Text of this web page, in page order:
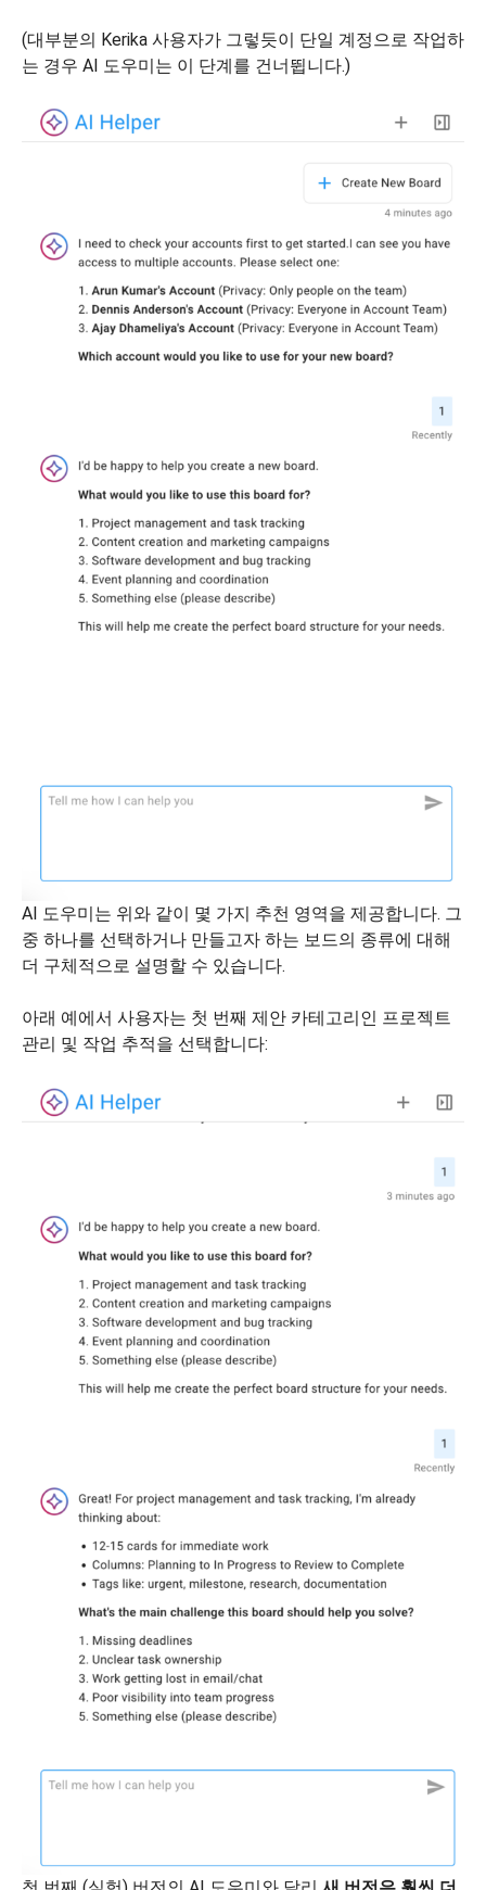
(대부분의 Kerika 사용자가 그렇듯이 단일 계정으로 작업하
는 경우 AI 도우미는 이 단계를 건너뜁니다.)
AI 도우미는 위와 같이 몇 가지 추천 영역을 제공합니다. 그
중 하나를 선택하거나 만들고자 하는 보드의 종류에 대해
더 구체적으로 설명할 수 있습니다.
아래 예에서 사용자는 첫 번째 제안 카테고리인 프로젝트
관리 및 작업 추적을 선택합니다: